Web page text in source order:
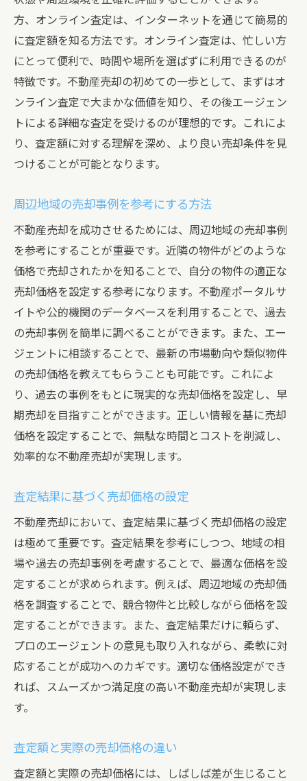
方、オンライン査定は、インターネットを通じて簡易的
に査定額を知る方法です。オンライン査定は、忙しい方
にとって便利で、時間や場所を選ばずに利用できるのが
特徴です。不動産売却の初めての一歩として、まずはオ
ンライン査定で大まかな価値を知り、その後エージェン
トによる詳細な査定を受けるのが理想的です。これによ
り、査定額に対する理解を深め、より良い売却条件を見
つけることが可能となります。
周辺地域の売却事例を参考にする方法
不動産売却を成功させるためには、周辺地域の売却事例
を参考にすることが重要です。近隣の物件がどのような
価格で売却されたかを知ることで、自分の物件の適正な
売却価格を設定する参考になります。不動産ポータルサ
イトや公的機関のデータベースを利用することで、過去
の売却事例を簡単に調べることができます。また、エー
ジェントに相談することで、最新の市場動向や類似物件
の売却価格を教えてもらうことも可能です。これによ
り、過去の事例をもとに現実的な売却価格を設定し、早
期売却を目指すことができます。正しい情報を基に売却
価格を設定することで、無駄な時間とコストを削減し、
効率的な不動産売却が実現します。
査定結果に基づく売却価格の設定
不動産売却において、査定結果に基づく売却価格の設定
は極めて重要です。査定結果を参考にしつつ、地域の相
場や過去の売却事例を考慮することで、最適な価格を設
定することが求められます。例えば、周辺地域の売却価
格を調査することで、競合物件と比較しながら価格を設
定することができます。また、査定結果だけに頼らず、
プロのエージェントの意見も取り入れながら、柔軟に対
応することが成功へのカギです。適切な価格設定ができ
れば、スムーズかつ満足度の高い不動産売却が実現しま
す。
査定額と実際の売却価格の違い
査定額と実際の売却価格には、しばしば差が生じること